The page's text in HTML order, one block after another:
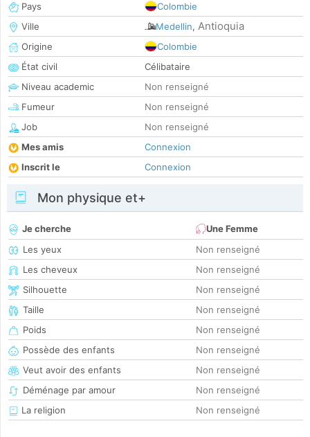
Pays
Colombie
Ville
Medellin, Antioquia
Origine
Colombie
État civil
Célibataire
Niveau academic
Non renseigné
Fumeur
Non renseigné
Job
Non renseigné
Mes amis
Connexion
Inscrit le
Connexion
Mon physique et+
Je cherche
Une Femme
Les yeux
Non renseigné
Les cheveux
Non renseigné
Silhouette
Non renseigné
Taille
Non renseigné
Poids
Non renseigné
Possède des enfants
Non renseigné
Veut avoir des enfants
Non renseigné
Déménage par amour
Non renseigné
La religion
Non renseigné